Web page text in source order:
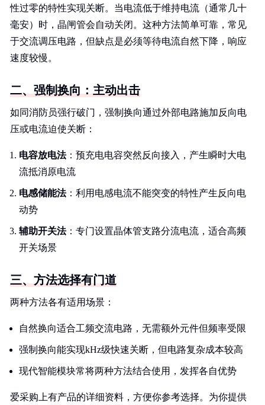
性过零的特性实现关断。当电流低于维持电流（通常几十
毫安）时，晶闸管会自动关闭。这种方法简单可靠，常见
于交流调压电路，但缺点是必须等待电流自然下降，响应
速度较慢。
二、强制换向：主动出击
如同消防员强行破门，强制换向通过外部电路施加反向电
压或电流迫使关断：
电容放电法：预充电电容突然反向接入，产生瞬时大电
流抵消原电流
电感储能法：利用电感电流不能突变的特性产生反向电
动势
辅助开关法：专门设置晶体管支路分流电流，适合高频
开关场景
三、方法选择有门道
两种方法各有适用场景：
自然换向适合工频交流电路，无需额外元件但频率受限
强制换向能实现kHz级快速关断，但电路复杂成本较高
现代智能模块常将两种方法结合使用，发挥各自优势
爱采购上有产品的详细资料，方便你参考选择。为你提供